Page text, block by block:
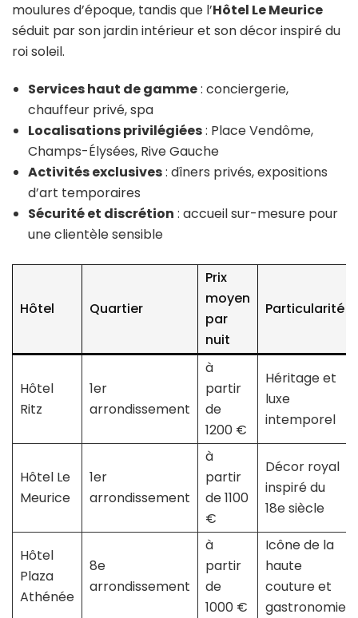
moulures d’époque, tandis que l’Hôtel Le Meurice
séduit par son jardin intérieur et son décor inspiré du
roi soleil.
Services haut de gamme: conciergerie,
chauffeur privé, spa
Localisations privilégiées: Place Vendôme,
Champs-Élysées, Rive Gauche
Activités exclusives: dîners privés, expositions
d’art temporaires
Sécurité et discrétion : accueil sur-mesure pour
une clientèle sensible
Hôtel Quartier
Prix
moyen
par
nuit
Particularité
Hôtel
Ritz
1er
arrondissement
à
partir
de
1200 €
Héritage et
luxe
intemporel
Hôtel Le
Meurice
1er
arrondissement
à
partir
de 1100
€
Décor royal
inspiré du
18e siècle
Hôtel
Plaza
Athénée
8e
arrondissement
à
partir
de
1000 €
Icône de la
haute
couture et
gastronomie